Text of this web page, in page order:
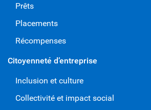
Prêts
Placements
Récompenses
Citoyenneté d’entreprise
Inclusion et culture
Collectivité et impact social